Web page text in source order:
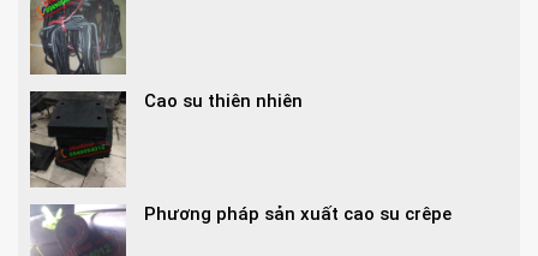
Cao su thiên nhiên
Phương pháp sản xuất cao su crêpe